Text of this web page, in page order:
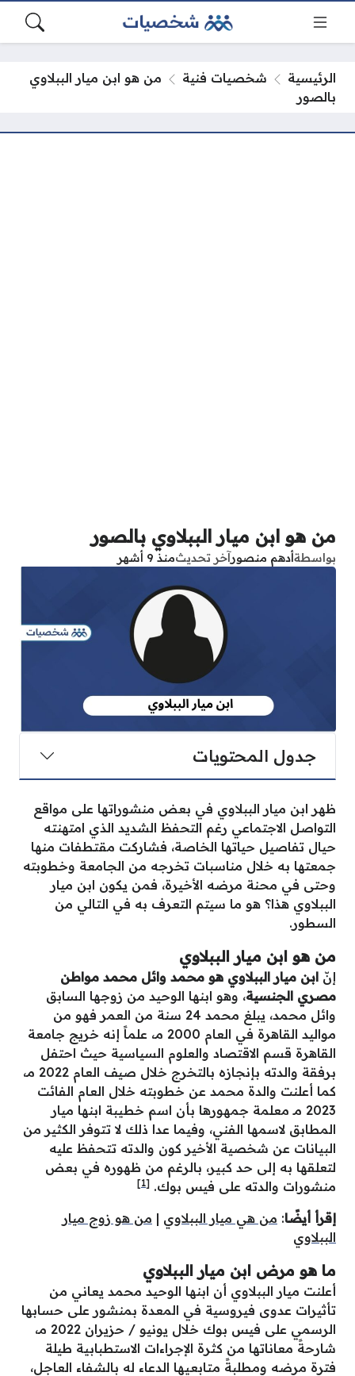
الرئيسية شخصيات فنية
من هو ابن ميار الببلاوي
بالصور
من هو ابن ميار الببلاوي بالصور
بواسطةأدهم منصورآخر تحديثمنذ 9 أشهر
جدول المحتويات
ظهر ابن ميار الببلاوي في بعض منشوراتها على مواقع
التواصل الاجتماعي رغم التحفظ الشديد الذي امتهنته
حيال تفاصيل حياتها الخاصة، فشاركت مقتطفات منها
جمعتها به خلال مناسبات تخرجه من الجامعة وخطوبته
وحتى في محنة مرضه الأخيرة، فمن يكون ابن ميار
الببلاوي هذا؟ هو ما سيتم التعرف به في التالي من
السطور.
من هو ابن ميار الببلاوي
إنّ ابن ميار الببلاوي هو محمد وائل محمد مواطن
مصري الجنسية، وهو ابنها الوحيد من زوجها السابق
وائل محمد، يبلغ محمد 24 سنة من العمر فهو من
مواليد القاهرة في العام 2000 مـ، علماً إنه خريج جامعة
القاهرة قسم الاقتصاد والعلوم السياسية حيث احتفل
برفقة والدته بإنجازه بالتخرج خلال صيف العام 2022 مـ،
كما أعلنت والدة محمد عن خطوبته خلال العام الفائت
2023 مـ معلمة جمهورها بأن اسم خطيبة ابنها ميار
المطابق لاسمها الفني، وفيما عدا ذلك لا تتوفر الكثير من
البيانات عن شخصية الأخير كون والدته تتحفظ عليه
لتعلقها به إلى حد كبير، بالرغم من ظهوره في بعض
منشورات والدته على فيس بوك. [1]
إقرأ أيضًا: من هي ميار الببلاوي | من هو زوج ميار
الببلاوي
ما هو مرض ابن ميار الببلاوي
أعلنت ميار الببلاوي أن ابنها الوحيد محمد يعاني من
تأثيرات عدوى فيروسية في المعدة بمنشور على حسابها
الرسمي على فيس بوك خلال يونيو / حزيران 2022 مـ،
شارحةً معاناتها من كثرة الإجراءات الاستطبابية طيلة
فترة مرضه ومطلبةً متابعيها الدعاء له بالشفاء العاجل،